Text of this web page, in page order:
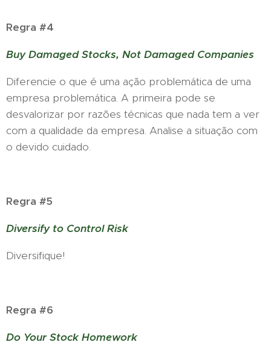
Regra #4
Buy Damaged Stocks, Not Damaged Companies
Diferencie o que é uma ação problemática de uma
empresa problemática. A primeira pode se
desvalorizar por razões técnicas que nada tem a ver
com a qualidade da empresa. Analise a situação com
o devido cuidado.
Regra #5
Diversify to Control Risk
Diversifique!
Regra #6
Do Your Stock Homework